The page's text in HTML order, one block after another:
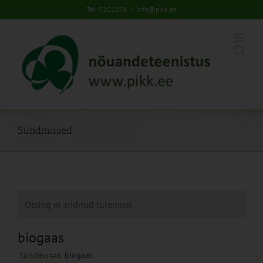
to
Tel: 5201078 | info@pikk.ee
Sündmused
Otsing ei andnud tulemusi.
biogaas
Sündmused biogaas